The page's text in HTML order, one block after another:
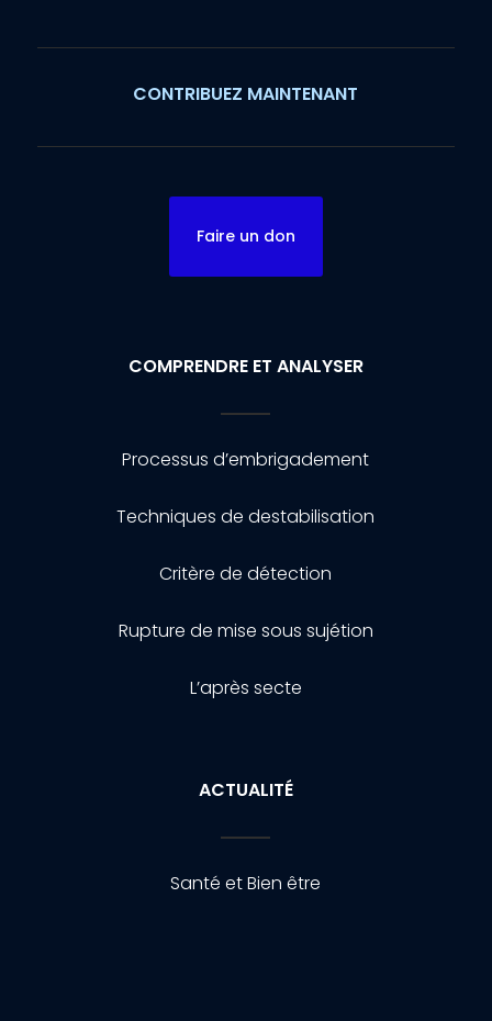
CONTRIBUEZ MAINTENANT
Faire un don
COMPRENDRE ET ANALYSER
Processus d’embrigadement
Techniques de destabilisation
Critère de détection
Rupture de mise sous sujétion
L’après secte
ACTUALITÉ
Santé et Bien être